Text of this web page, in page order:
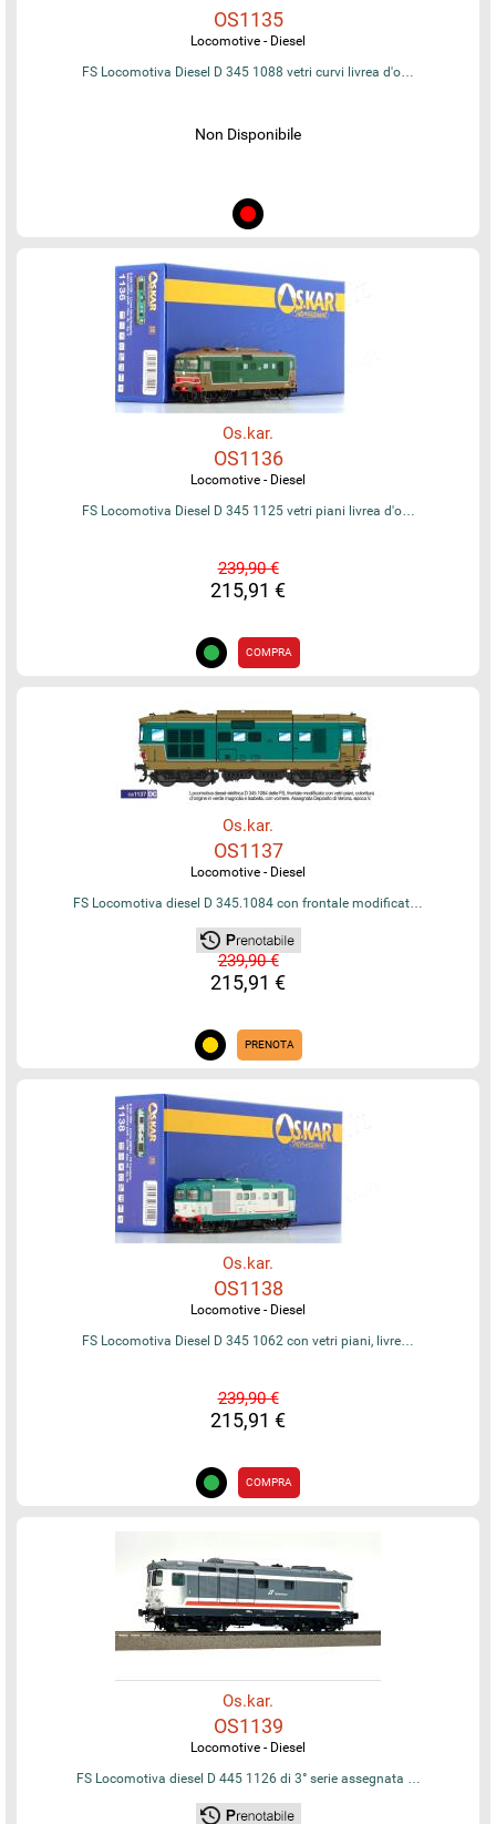
OS1135
Locomotive - Diesel
FS Locomotiva Diesel D 345 1088 vetri curvi livrea d'o…
Non Disponibile
Os.kar.
OS1136
Locomotive - Diesel
FS Locomotiva Diesel D 345 1125 vetri piani livrea d'o…
239,90 €
215,91 €
COMPRA
Os.kar.
OS1137
Locomotive - Diesel
FS Locomotiva diesel D 345.1084 con frontale modificat…
239,90 €
215,91 €
PRENOTA
Os.kar.
OS1138
Locomotive - Diesel
FS Locomotiva Diesel D 345 1062 con vetri piani, livre…
239,90 €
215,91 €
COMPRA
Os.kar.
OS1139
Locomotive - Diesel
FS Locomotiva diesel D 445 1126 di 3° serie assegnata …